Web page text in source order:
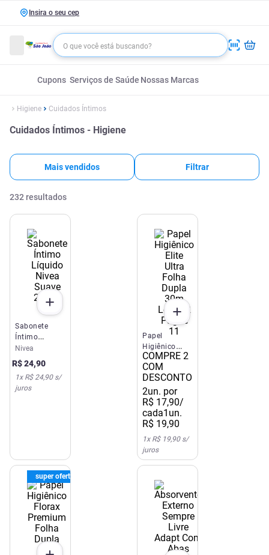
Insira o seu cep
Cupons Serviços de Saúde Nossas Marcas
Higiene Cuidados Íntimos
Cuidados Íntimos - Higiene
Mais vendidos Filtrar
232 resultados
Sabonete
Íntimo
Líquido Nivea
Suave 250ml
Nivea
R$24,90
1x R$ 24,90s/
juros
Papel
Higiênico
Elite Ultra
Folha Dupla
30m Leve 12
Pague 11
COMPRE 2
COM
DESCONTO
2un. por
R$ 17,90/
cada1un.
R$ 19,90
1x R$ 19,90s/
juros
super oferta